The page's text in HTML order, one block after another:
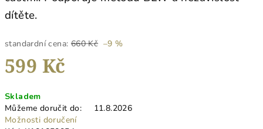
dítěte.
standardní cena: 660 Kč –9 %
599 Kč
cena:
Skladem
Můžeme doručit do:
11.8.2026
Možnosti doručení